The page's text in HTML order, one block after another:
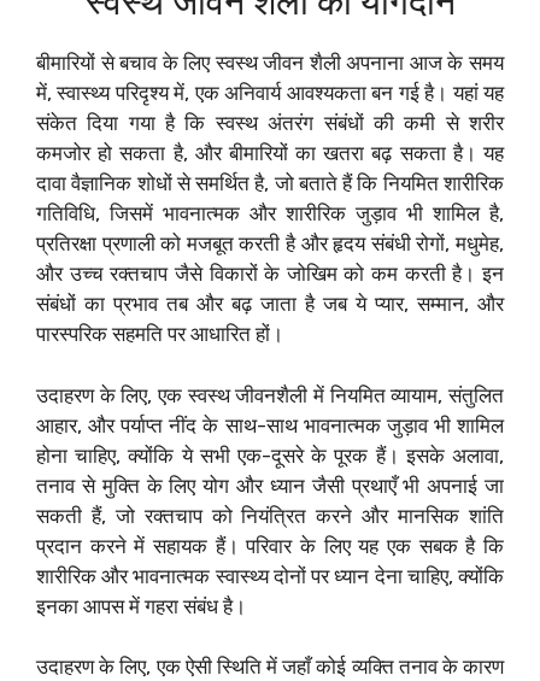
बीमारियों से बचाव के लिए स्वस्थ जीवन शैली अपनाना आज के समय
में, स्वास्थ्य परिदृश्य में, एक अनिवार्य आवश्यकता बन गई है। यहां यह
संकेत दिया गया है कि स्वस्थ अंतरंग संबंधों की कमी से शरीर
कमजोर हो सकता है, और बीमारियों का खतरा बढ़ सकता है। यह
दावा वैज्ञानिक शोधों से समर्थित है, जो बताते हैं कि नियमित शारीरिक
गतिविधि, जिसमें भावनात्मक और शारीरिक जुड़ाव भी शामिल है,
प्रतिरक्षा प्रणाली को मजबूत करती है और हृदय संबंधी रोगों, मधुमेह,
और उच्च रक्तचाप जैसे विकारों के जोखिम को कम करती है। इन
संबंधों का प्रभाव तब और बढ़ जाता है जब ये प्यार, सम्मान, और
पारस्परिक सहमति पर आधारित हों।
उदाहरण के लिए, एक स्वस्थ जीवनशैली में नियमित व्यायाम, संतुलित
आहार, और पर्याप्त नींद के साथ-साथ भावनात्मक जुड़ाव भी शामिल
होना चाहिए, क्योंकि ये सभी एक-दूसरे के पूरक हैं। इसके अलावा,
तनाव से मुक्ति के लिए योग और ध्यान जैसी प्रथाएँ भी अपनाई जा
सकती हैं, जो रक्तचाप को नियंत्रित करने और मानसिक शांति
प्रदान करने में सहायक हैं। परिवार के लिए यह एक सबक है कि
शारीरिक और भावनात्मक स्वास्थ्य दोनों पर ध्यान देना चाहिए, क्योंकि
इनका आपस में गहरा संबंध है।
उदाहरण के लिए, एक ऐसी स्थिति में जहाँ कोई व्यक्ति तनाव के कारण